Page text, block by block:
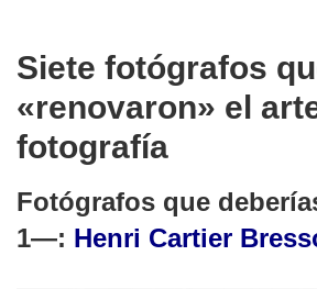
Siete fotógrafos
«renovaron» el
fotografía
Fotógrafos que
1—: Henri Cartier